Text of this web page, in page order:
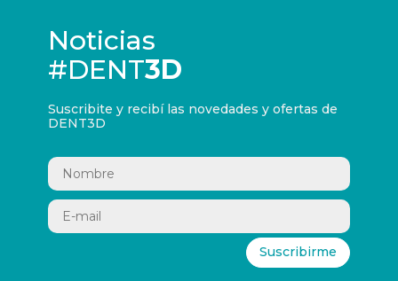
Noticias
#DENT3D
Suscribite y recibí las novedades y ofertas de
DENT3D
Suscribirme